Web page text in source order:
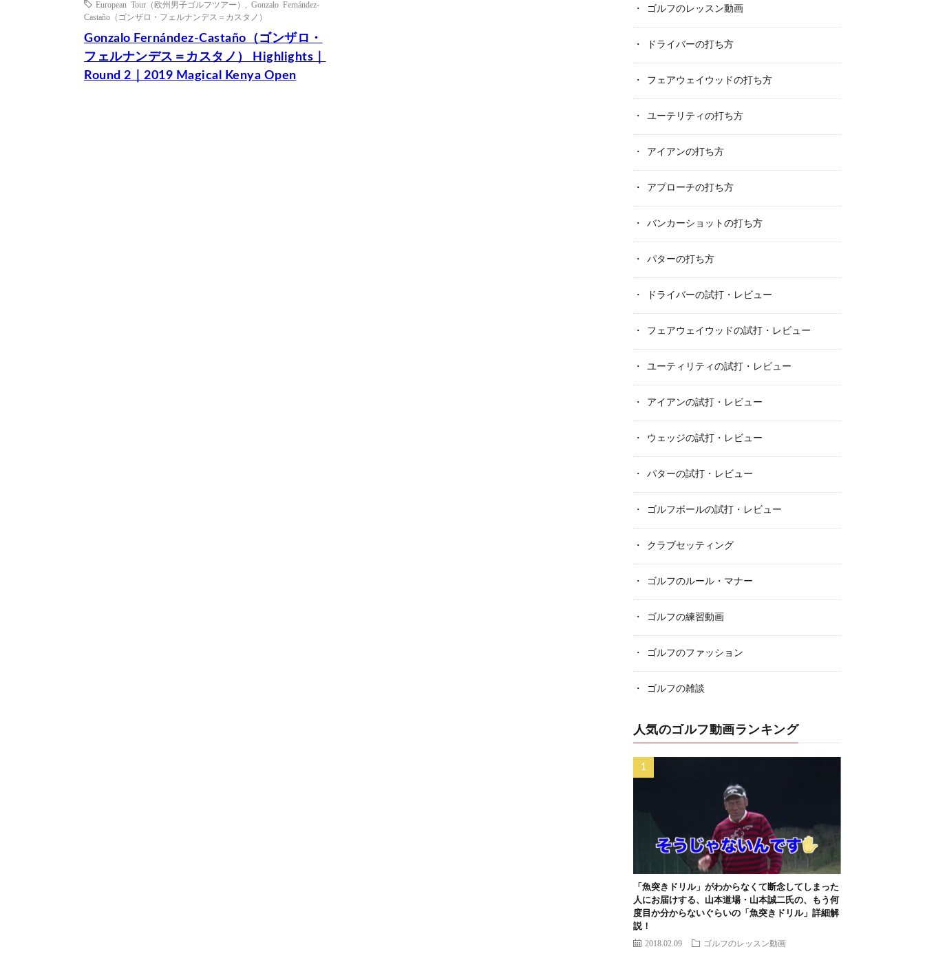
European Tour（欧州男子ゴルフツアー）
Gonzalo Fernández-
Castaño（ゴンザロ・フェルナンデス＝カスタノ）
Gonzalo Fernández-Castaño（ゴンザロ・
フェルナンデス＝カスタノ） Highlights｜
Round 2｜2019 Magical Kenya Open
ゴルフのレッスン動画
ドライバーの打ち方
フェアウェイウッドの打ち方
ユーテリティの打ち方
アイアンの打ち方
アプローチの打ち方
バンカーショットの打ち方
パターの打ち方
ドライバーの試打・レビュー
フェアウェイウッドの試打・レビュー
ユーティリティの試打・レビュー
アイアンの試打・レビュー
ウェッジの試打・レビュー
パターの試打・レビュー
ゴルフボールの試打・レビュー
クラブセッティング
ゴルフのルール・マナー
ゴルフの練習動画
ゴルフのファッション
ゴルフの雑談
人気のゴルフ動画ランキング
「魚突きドリル」がわからなくて断念してしまった
人にお届けする、山本道場・山本誠二氏の、もう何
度目か分からないぐらいの「魚突きドリル」詳細解
説！
2018.02.09 ゴルフのレッスン動画